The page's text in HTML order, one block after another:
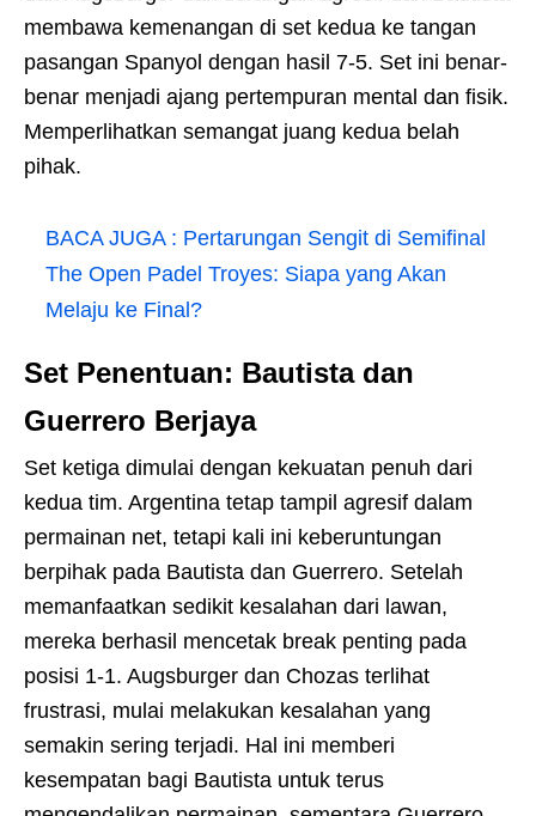
membawa kemenangan di set kedua ke tangan
pasangan Spanyol dengan hasil 7-5. Set ini benar-
benar menjadi ajang pertempuran mental dan fisik.
Memperlihatkan semangat juang kedua belah
pihak.
BACA JUGA : Pertarungan Sengit di Semifinal
The Open Padel Troyes: Siapa yang Akan
Melaju ke Final?
Set Penentuan: Bautista dan
Guerrero Berjaya
Set ketiga dimulai dengan kekuatan penuh dari
kedua tim. Argentina tetap tampil agresif dalam
permainan net, tetapi kali ini keberuntungan
berpihak pada Bautista dan Guerrero. Setelah
memanfaatkan sedikit kesalahan dari lawan,
mereka berhasil mencetak break penting pada
posisi 1-1. Augsburger dan Chozas terlihat
frustrasi, mulai melakukan kesalahan yang
semakin sering terjadi. Hal ini memberi
kesempatan bagi Bautista untuk terus